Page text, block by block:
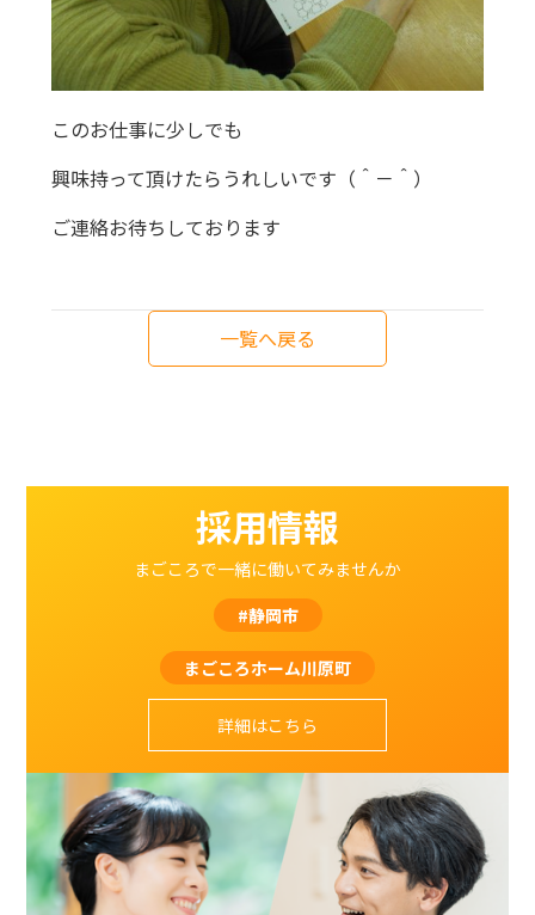
このお仕事に少しでも
興味持って頂けたらうれしいです（＾－＾）
ご連絡お待ちしております
一覧へ戻る
採用情報
まごころで一緒に働いてみませんか
#静岡市
まごころホーム川原町
詳細はこちら